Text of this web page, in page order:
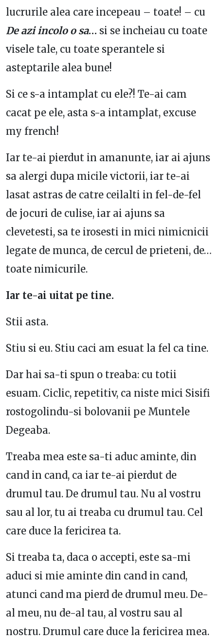
lucrurile alea care incepeau – toate! – cu
De azi incolo o sa… si se incheiau cu toate
visele tale, cu toate sperantele si
asteptarile alea bune!
Si ce s-a intamplat cu ele?! Te-ai cam
cacat pe ele, asta s-a intamplat, excuse
my french!
Iar te-ai pierdut in amanunte, iar ai ajuns
sa alergi dupa micile victorii, iar te-ai
lasat astras de catre ceilalti in fel-de-fel
de jocuri de culise, iar ai ajuns sa
clevetesti, sa te irosesti in mici nimicnicii
legate de munca, de cercul de prieteni, de…
toate nimicurile.
Iar te-ai uitat pe tine.
Stii asta.
Stiu si eu. Stiu caci am esuat la fel ca tine.
Dar hai sa-ti spun o treaba: cu totii
esuam. Ciclic, repetitiv, ca niste mici Sisifi
rostogolindu-si bolovanii pe Muntele
Degeaba.
Treaba mea este sa-ti aduc aminte, din
cand in cand, ca iar te-ai pierdut de
drumul tau. De drumul tau. Nu al vostru
sau al lor, tu ai treaba cu drumul tau. Cel
care duce la fericirea ta.
Si treaba ta, daca o accepti, este sa-mi
aduci si mie aminte din cand in cand,
atunci cand ma pierd de drumul meu. De-
al meu, nu de-al tau, al vostru sau al
nostru. Drumul care duce la fericirea mea.